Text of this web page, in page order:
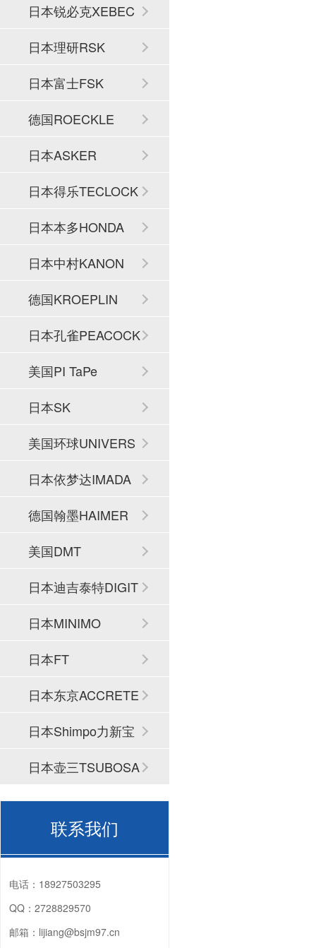
日本锐必克XEBEC
日本理研RSK
日本富士FSK
德国ROECKLE
日本ASKER
日本得乐TECLOCK
日本本多HONDA
日本中村KANON
德国KROEPLIN
日本孔雀PEACOCK
美国PI TaPe
日本SK
美国环球UNIVERS
AL
日本依梦达IMADA
德国翰墨HAIMER
美国DMT
日本迪吉泰特DIGIT
ECH
日本MINIMO
日本FT
日本东京ACCRETE
CH
日本Shimpo力新宝
日本壶三TSUBOSA
N
联系我们
电话： 18927503295
QQ： 2728829570
邮箱： lijiang@bsjm97.cn